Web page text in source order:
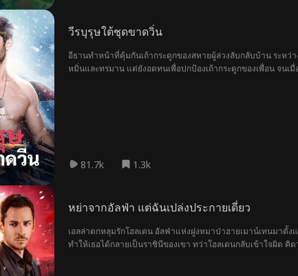
วีรบุรุษใต้ชุดขาดวิ่น
อีธานทำหน้าที่คุ้มกันเถ้ากระดูกของสหายผู้ล่วงลับกลับบ้าน ระหว่
หมิ่นและทรมาน แต่ยังอดทนเพื่อปกป้องเถ้ากระดูกของเพื่อน จนเ
81.7k 1.3k
หย่าจากอัลฟ่า แต่ฉันเปล่งประกายเดี่ยว
เอลล่าตกหลุมรักโฮลเดน อัลฟ่าแห่งฝูงหมาป่าฮายเมาน์เทนมาตั้
ทำให้เธอได้กลายเป็นราชินีของเขา ทว่าโฮลเดนกลับเข้าใจผิด คิ